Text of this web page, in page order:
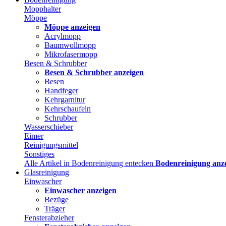
Mopphalter
Möppe
Möppe anzeigen
Acrylmopp
Baumwollmopp
Mikrofasermopp
Besen & Schrubber
Besen & Schrubber anzeigen
Besen
Handfeger
Kehrgarnitur
Kehrschaufeln
Schrubber
Wasserschieber
Eimer
Reinigungsmittel
Sonstiges
Alle Artikel in Bodenreinigung entecken Bodenreinigung
Glasreinigung
Einwascher
Einwascher anzeigen
Bezüge
Träger
Fensterabzieher